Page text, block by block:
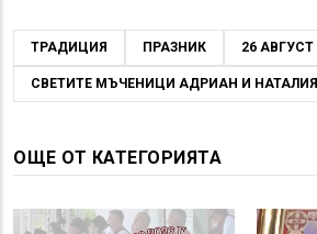
ТРАДИЦИЯ ПРАЗНИК 26 АВГУСТ
СВЕТИТЕ МЪЧЕНИЦИ АДРИАН И НАТАЛИЯ
ОЩЕ ОТ КАТЕГОРИЯТА